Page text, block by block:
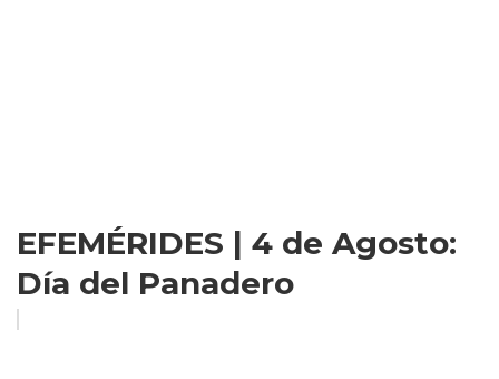
EFEMÉRIDES | 4 de Agosto:
Día del Panadero